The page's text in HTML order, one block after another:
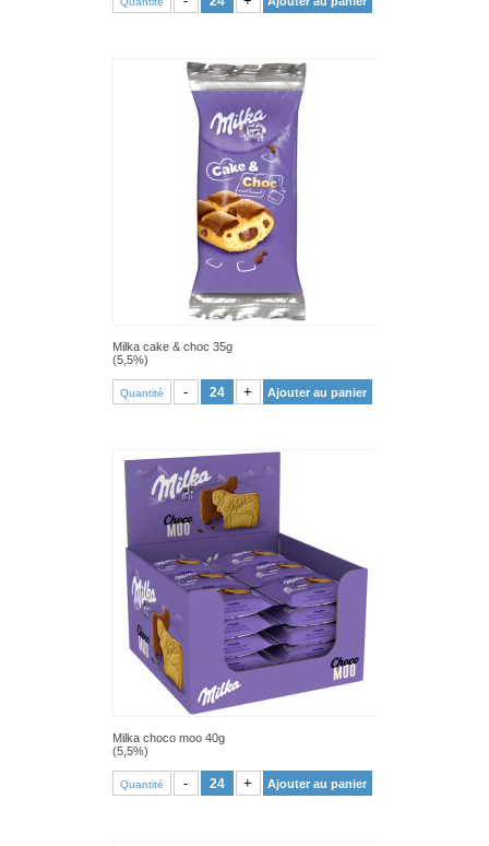
Milka cake & choc 35g
(5,5%)
Quantité - + Ajouter au panier
Milka choco moo 40g
(5,5%)
Quantité - + Ajouter au panier